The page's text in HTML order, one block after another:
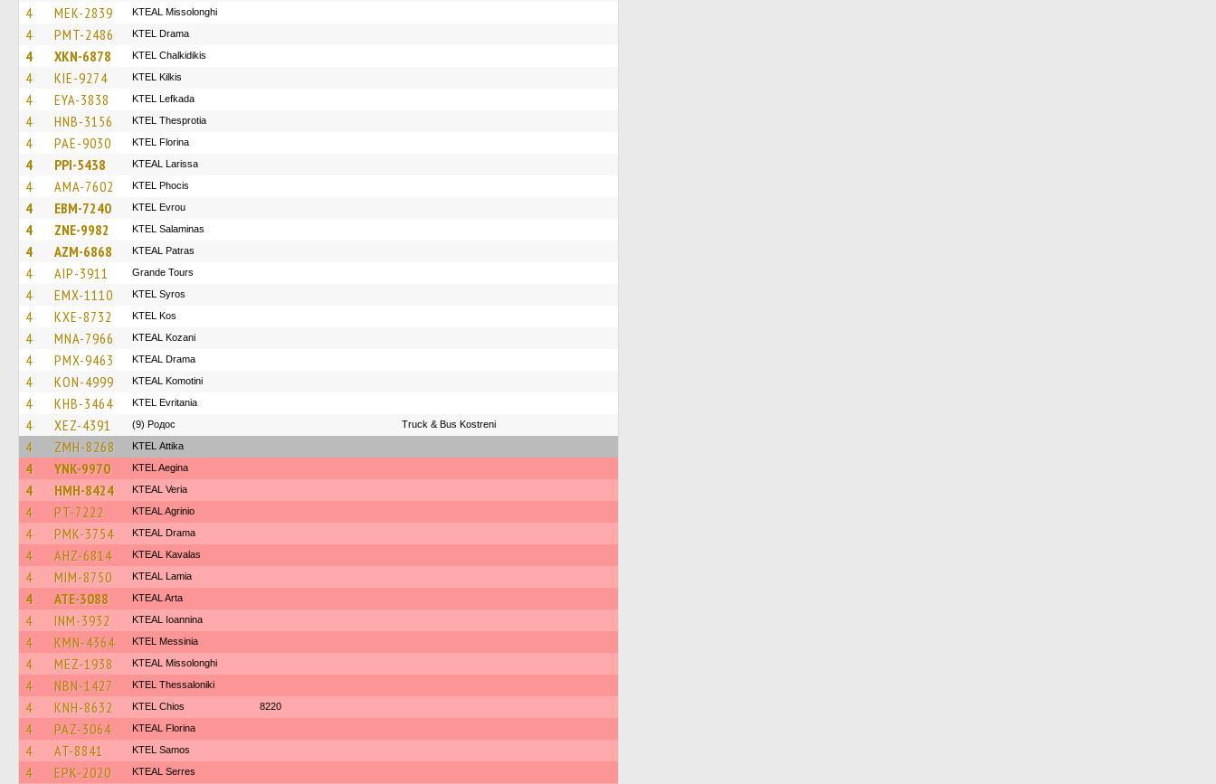
4 MEK-2839 KTEAL Missolonghi
4 PMT-2486 KTEL Drama
4 XKN-6878 ΚΤΕL Chalkidikis
4 KIE-9274 KTEL Kilkis
4 EYA-3838 KTEL Lefkada
4 HNB-3156 KTEL Thesprotia
4 PAE-9030 KTEL Florina
4 PPI-5438 KTEAL Larissa
4 AMA-7602 ΚΤΕL Phocis
4 EBM-7240 KTEL Evrou
4 ZNE-9982 KTEL Salaminas
4 AZM-6868 KTEAL Patras
4 AIP-3911 Grande Tours
4 EMX-1110 KTEL Syros
4 KXE-8732 KTEL Kos
4 MNA-7966 KTEAL Kozani
4 PMX-9463 KTEAL Drama
4 KON-4999 KTEAL Komotini
4 KHB-3464 ΚΤΕL Evritania
4 XEZ-4391 (9) Родос Truck & Bus Kostreni
4 ZMH-8268 KΤΕL Αttika
4 YNK-9970 KTEL Aegina
4 HMH-8424 KTEAL Veria
4 PT-7222 KTEAL Agrinio
4 PMK-3754 KTEAL Drama
4 AHZ-6814 KTEAL Kavalas
4 MIM-8750 KTEAL Lamia
4 ATE-3088 KTEAL Arta
4 INM-3932 KTEAL Ioannina
4 KMN-4364 KTEL Messinia
4 MEZ-1938 KTEAL Missolonghi
4 NBN-1427 KTEL Thessaloniki
4 KNH-8632 KTEL Chios 8220
4 PAZ-3064 KTEAL Florina
4 AT-8841 KTEL Samos
4 EPK-2020 KTEAL Serres